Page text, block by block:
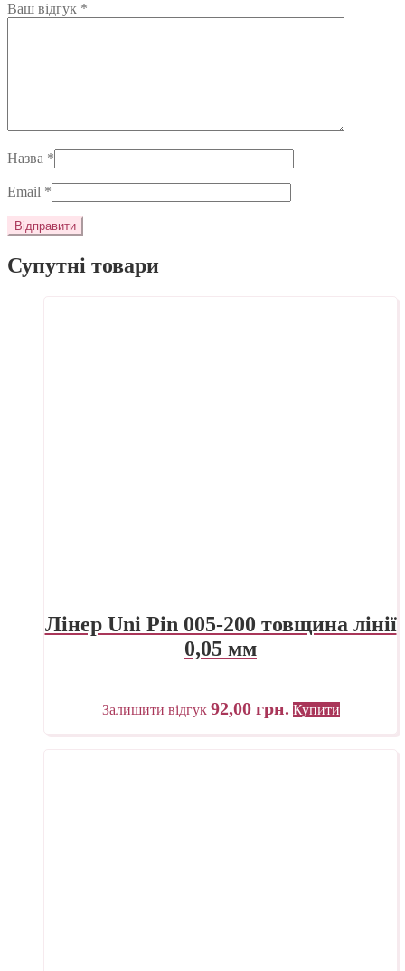
Ваш відгук *
Назва *
Email *
Супутні товари
Лінер Uni Pin 005-200 товщина лінії
0,05 мм
Залишити відгук 92,00 грн. Купити